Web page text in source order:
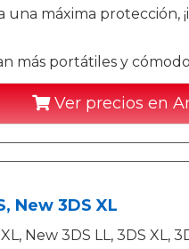
máxima protección,
más portátiles y
Ver precios en
New 3DS XL
New 3DS LL, 3DS XL,